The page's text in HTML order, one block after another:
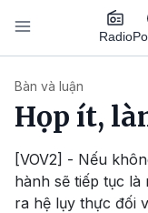
Nhảy đến nội dung
Radio
Bàn và luận
Họp ít,
[VOV2] - Nếu
hành sẽ tiếp tục
ra hệ lụy thực đối